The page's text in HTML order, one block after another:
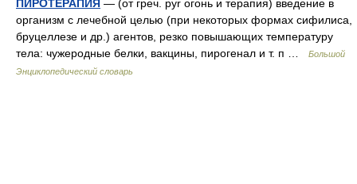
ПИРОТЕРАПИЯ — (от греч. pyr огонь и терапия) введение в
организм с лечебной целью (при некоторых формах сифилиса,
бруцеллезе и др.) агентов, резко повышающих температуру
тела: чужеродные белки, вакцины, пирогенал и т. п …
Большой
Энциклопедический словарь